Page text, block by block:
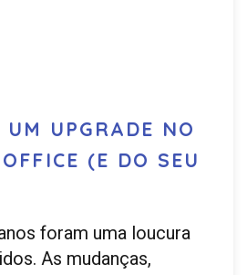
UPGRADE NO
(E DO SEU
foram uma loucura
As mudanças,